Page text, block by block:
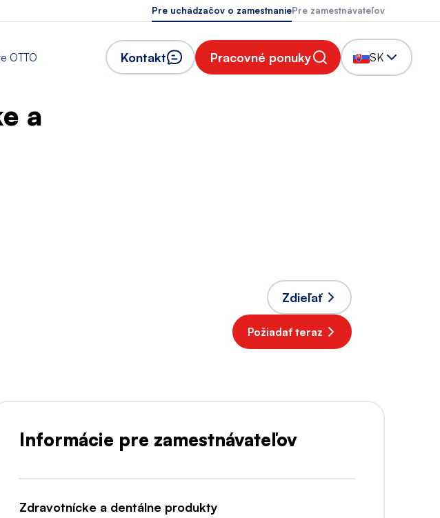
Pre uchádzačov o zamestnaniePre zamestnávateľov
OTTO Kontakt Pracovné ponuky SK
a
Zdieľať
Požiadať teraz
Informácie pre zamestnávateľov
Zdravotnícke a dentálne produkty